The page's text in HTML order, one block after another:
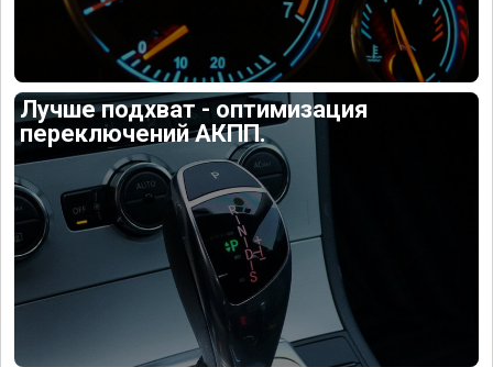
Лучше подхват - оптимизация
переключений АКПП.